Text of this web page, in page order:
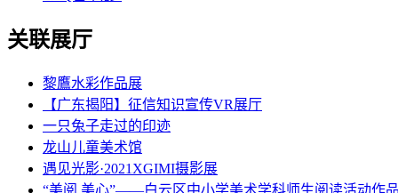
关联展厅
黎鷹水彩作品展
【广东揭阳】征信知识宣传VR展厅
一只兔子走过的印迹
龙山儿童美术馆
遇见光影·2021XGIMI摄影展
“美阅.美心”——白云区中小学美术学科师生阅读活动作